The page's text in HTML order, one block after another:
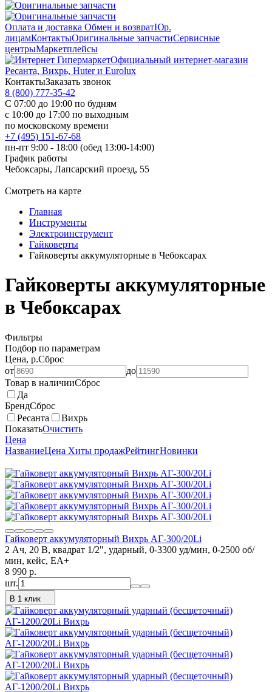
Оплата и доставка Обмен и возвратЮр.
лицамКонтактыОригинальные запчастиСервисные
центрыМаркетплейсы
Официальный интернет-магазин
Ресанта, Вихрь, Huter и Eurolux
КонтактыЗаказать звонок
8 (800) 777-35-42
С 07:00 до 19:00 по будням
с 10:00 до 17:00 по выходным
по московскому времени
+7 (495) 151-67-68
пн-пт 9:00 - 18:00 (обед 13:00-14:00)
График работы
Чебоксары, Лапсарский проезд, 55
Смотреть на карте
Главная
Инструменты
Электроинструмент
Гайковерты
Гайковерты аккумуляторные в Чебоксарах
Гайковерты аккумуляторные
в Чебоксарах
Фильтры
Подбор по параметрам
Цена, р.Сброс
от
до
Товар в наличииСброс
Да
БрендСброс
Ресанта
Вихрь
ПоказатьОчистить
Цена
НазваниеЦена Хиты продажРейтингНовинки
Гайковерт аккумуляторный Вихрь АГ-300/20Li
2 Ач, 20 В, квадрат 1/2", ударный, 0-3300 уд/мин, 0-2500 об/
мин, кейс, ЕА+
8 990 p.
шт.
В 1 клик